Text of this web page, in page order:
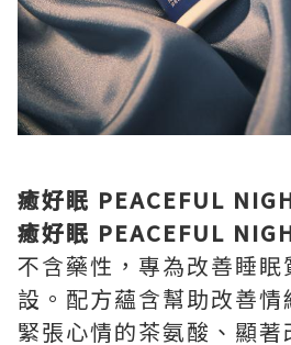
癒好眠 PEACEFUL
癒好眠 PEACEFUL
不含藥性，專為改善睡眠
設。配方蘊含幫助改善
緊張心情的茶氨酸、顯著